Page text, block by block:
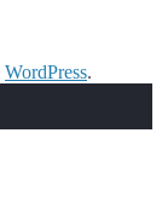
WordPress.